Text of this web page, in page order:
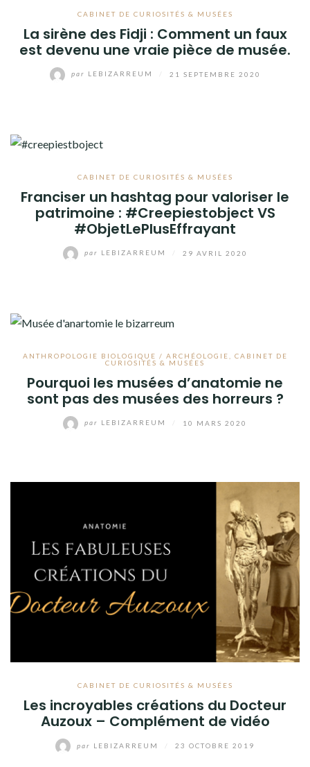
CABINET DE CURIOSITÉS & MUSÉES
La sirène des Fidji : Comment un faux
est devenu une vraie pièce de musée.
par LEBIZARREUM 21 SEPTEMBRE 2020
CABINET DE CURIOSITÉS & MUSÉES
Franciser un hashtag pour valoriser le
patrimoine : #Creepiestobject VS
#ObjetLePlusEffrayant
par LEBIZARREUM 29 AVRIL 2020
ANTHROPOLOGIE BIOLOGIQUE / ARCHÉOLOGIE
CABINET DE
CURIOSITÉS & MUSÉES
Pourquoi les musées d’anatomie ne
sont pas des musées des horreurs ?
par LEBIZARREUM 10 MARS 2020
CABINET DE CURIOSITÉS & MUSÉES
Les incroyables créations du Docteur
Auzoux – Complément de vidéo
par LEBIZARREUM 23 OCTOBRE 2019